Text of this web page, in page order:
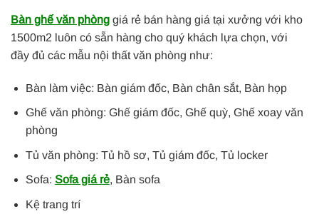
Bàn ghế văn phòng giá rẻ bán hàng giá tại xưởng với kho
1500m2 luôn có sẵn hàng cho quý khách lựa chọn, với
đầy đủ các mẫu nội thất văn phòng như:
Bàn làm việc: Bàn giám đốc, Bàn chân sắt, Bàn họp
Ghế văn phòng: Ghế giám đốc, Ghế quỳ, Ghế xoay văn
phòng
Tủ văn phòng: Tủ hồ sơ, Tủ giám đốc, Tủ locker
Sofa: Sofa giá rẻ, Bàn sofa
Kệ trang trí